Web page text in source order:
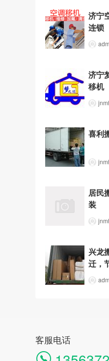
济宁
连锁
济宁
移机
喜利
居民
装
兴龙
迁，
客服电话